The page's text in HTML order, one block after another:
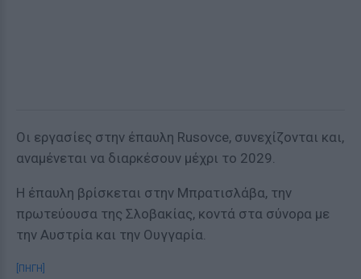
Οι εργασίες στην έπαυλη Rusovce, συνεχίζονται και,
αναμένεται να διαρκέσουν μέχρι το 2029.
Η έπαυλη βρίσκεται στην Μπρατισλάβα, την
πρωτεύουσα της Σλοβακίας, κοντά στα σύνορα με
την Αυστρία και την Ουγγαρία.
[ΠΗΓΗ]